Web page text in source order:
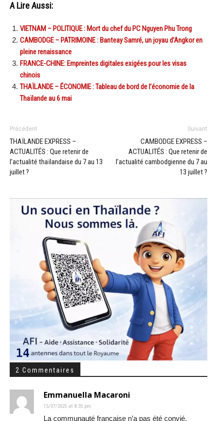
A Lire Aussi:
VIETNAM – POLITIQUE : Mort du chef du PC Nguyen Phu Trong
CAMBODGE – PATRIMOINE : Banteay Samré, un joyau d’Angkor en
pleine renaissance
FRANCE-CHINE: Empreintes digitales exigées pour les visas
chinois
THAÏLANDE – ÉCONOMIE : Tableau de bord de l’économie de la
Thaïlande au 6 mai
Précédent
THAÏLANDE EXPRESS –
ACTUALITÉS : Que retenir de
l’actualité thaïlandaise du 7 au 13
juillet ?
Suivant
CAMBODGE EXPRESS –
ACTUALITÉS : Que retenir de
l’actualité cambodgienne du 7 au
13 juillet ?
2 Commentaires
Emmanuella Macaroni
15/07/2025 at 8:35 pm
La communauté française n’a pas été convié.